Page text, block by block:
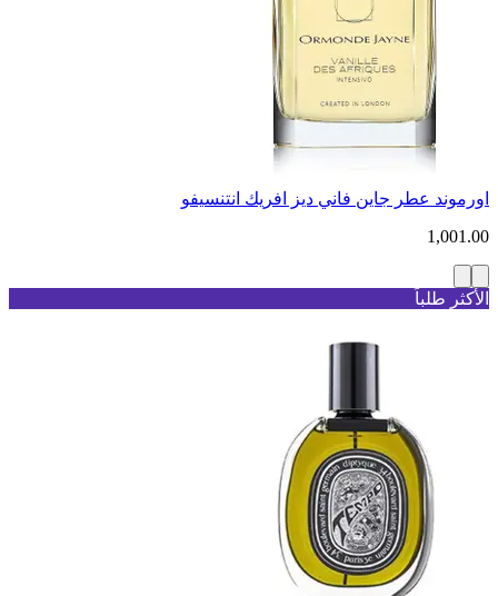
اورموند عطر جاين فاني ديز افريك انتنسيفو
1,001.00
الأكثر طلباً